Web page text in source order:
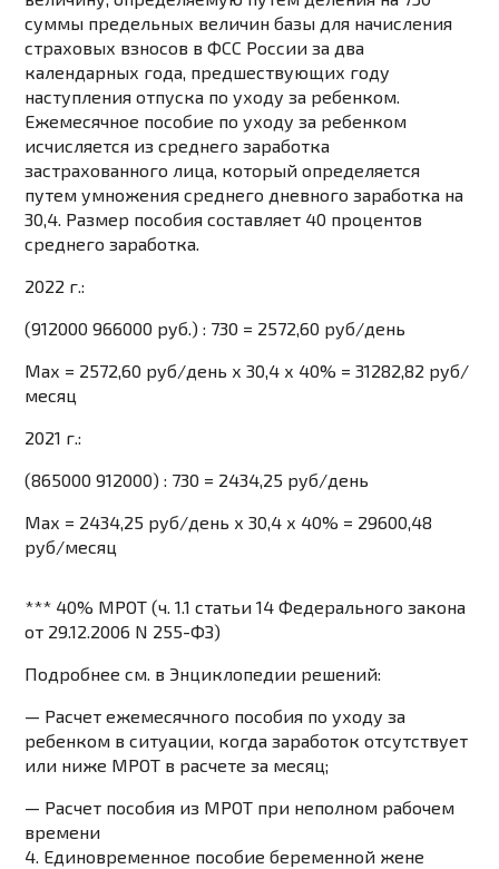
суммы предельных величин базы для начисления
страховых взносов в ФСС России за два
календарных года, предшествующих году
наступления отпуска по уходу за ребенком.
Ежемесячное пособие по уходу за ребенком
исчисляется из среднего заработка
застрахованного лица, которыйопределяется
путем умножения среднего дневного заработка на
30,4. Размер пособиясоставляет 40 процентов
среднего заработка.
2022 г.:
(912000 966000 руб.) : 730 = 2572,60 руб/день
Maх = 2572,60 руб/день х 30,4 х 40% = 31282,82 руб/
месяц
2021 г.:
(865000 912000) : 730 = 2434,25 руб/день
Maх = 2434,25 руб/день х 30,4 х 40% = 29600,48
руб/месяц
*** 40% МРОТ (ч. 1.1 статьи 14 Федерального закона
от 29.12.2006 N 255-ФЗ)
Подробнее см. в Энциклопедии решений:
— Расчет ежемесячного пособия по уходу за
ребенком в ситуации, когда заработок отсутствует
или ниже МРОТ в расчете за месяц;
— Расчет пособия из МРОТ при неполном рабочем
времени
4. Единовременное пособие беременной жене